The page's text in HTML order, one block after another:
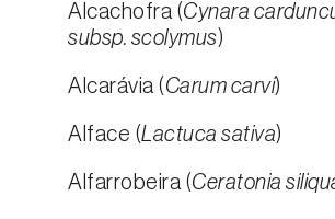
Alcachofra (Cynara
subsp. scolymus)
Alcarávia (Carum carvi)
Alface (Lactuca sativa)
Alfarrobeira (Ceratonia